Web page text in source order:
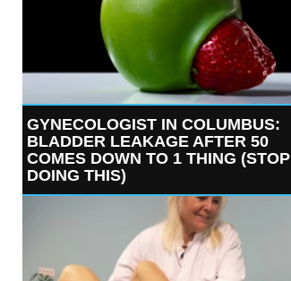
GYNECOLOGIST IN COLUMBUS:
BLADDER LEAKAGE AFTER 50
COMES DOWN TO 1 THING (STOP
DOING THIS)